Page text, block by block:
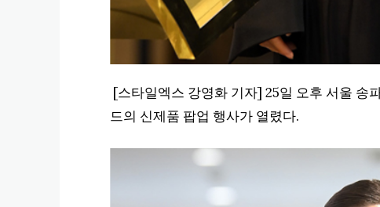
[스타일엑스 강영화 기자] 25일 오후 서울 송
드의 신제품 팝업 행사가 열렸다.